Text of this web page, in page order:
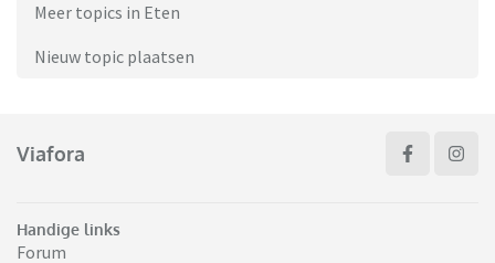
Meer topics in Eten
Nieuw topic plaatsen
Viafora
Handige links
Forum